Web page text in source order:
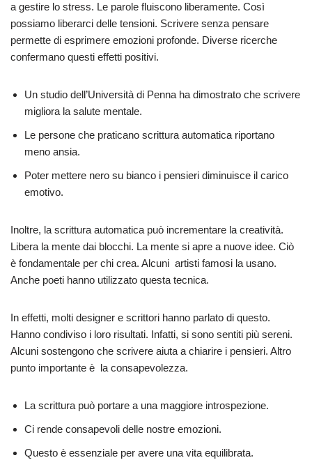
a gestire lo stress. Le parole fluiscono liberamente. Così
possiamo liberarci delle tensioni. Scrivere senza pensare
permette di esprimere emozioni profonde. Diverse ricerche
confermano questi effetti positivi.
Un studio dell’Università di Penna ha dimostrato che scrivere
migliora la salute mentale.
Le persone che praticano scrittura automatica riportano
meno ansia.
Poter mettere nero su bianco i pensieri diminuisce il carico
emotivo.
Inoltre, la scrittura automatica può incrementare la creatività.
Libera la mente dai blocchi. La mente si apre a nuove idee. Ciò
è fondamentale per chi crea. Alcuni artisti famosi la usano.
Anche poeti hanno utilizzato questa tecnica.
In effetti, molti designer e scrittori hanno parlato di questo.
Hanno condiviso i loro risultati. Infatti, si sono sentiti più sereni.
Alcuni sostengono che scrivere aiuta a chiarire i pensieri. Altro
punto importante è la consapevolezza.
La scrittura può portare a una maggiore introspezione.
Ci rende consapevoli delle nostre emozioni.
Questo è essenziale per avere una vita equilibrata.